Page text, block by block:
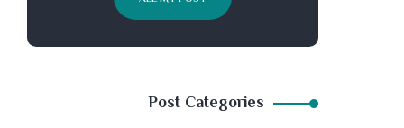
Post Categories